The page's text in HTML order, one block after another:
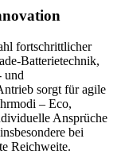
fortschrittlicher
Batterietechnik,
und
sorgt für agile
– Eco,
Ansprüche
bei
Reichweite.